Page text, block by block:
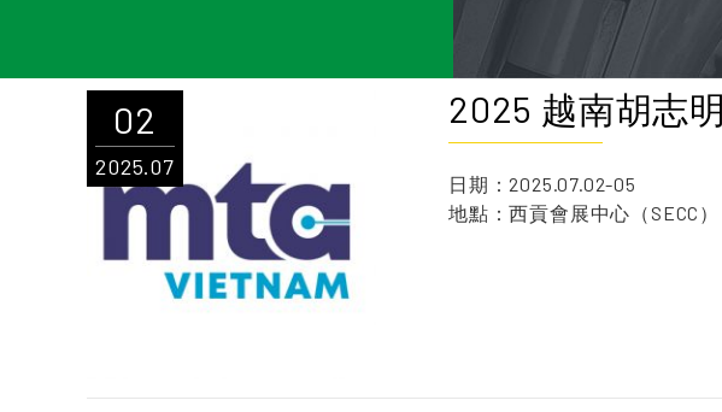
02
2025.07
2025 越南胡志
日期：2025.07.02-05
地點：西貢會展中心（SECC）